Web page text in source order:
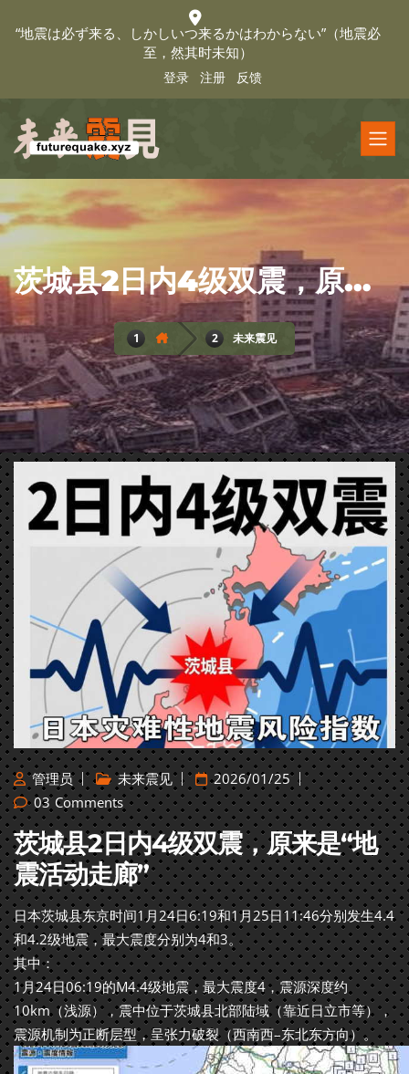
“地震は必ず来る、しかしいつ来るかはわからない”（地震必
至，然其时未知）
登录 注册 反馈
茨城县2日内4级双震，原来是“地震活动走廊”
未来震见
管理员 未来震见
2026/01/25
03 Comments
茨城县2日内4级双震，原来是“地
震活动走廊”
日本茨城县东京时间1月24日6:19和1月25日11:46分别发生4.4
和4.2级地震，最大震度分别为4和3。
其中：
1月24日06:19的M4.4级地震，最大震度4，震源深度约
10km（浅源），震中位于茨城县北部陆域（靠近日立市等），
震源机制为正断层型，呈张力破裂（西南西–东北东方向）。